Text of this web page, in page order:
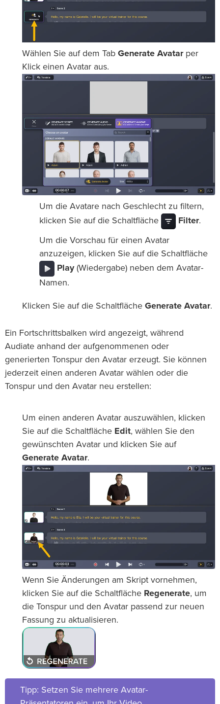
Wählen Sie auf dem Tab Generate Avatarper
Klick einen Avatar aus.
Um die Avatare nach Geschlecht zu filtern,
klicken Sie auf die Schaltfläche
Filter.
Um die Vorschau für einen Avatar
anzuzeigen, klicken Sie auf die Schaltfläche
Play(Wiedergabe) neben dem Avatar-
Namen.
Klicken Sie auf die Schaltfläche Generate Avatar.
Ein Fortschrittsbalken wird angezeigt, während
Audiate anhand der aufgenommenen oder
generierten Tonspur den Avatar erzeugt. Sie können
jederzeit einen anderen Avatar wählen oder die
Tonspur und den Avatar neu erstellen:
Um einen anderen Avatar auszuwählen, klicken
Sie auf die Schaltfläche Edit, wählen Sie den
gewünschten Avatar und klicken Sie auf
Generate Avatar.
Wenn Sie Änderungen am Skript vornehmen,
klicken Sie auf die Schaltfläche Regenerate, um
die Tonspur und den Avatar passend zur neuen
Fassung zu aktualisieren.
Tipp: Setzen Sie mehrere Avatar-